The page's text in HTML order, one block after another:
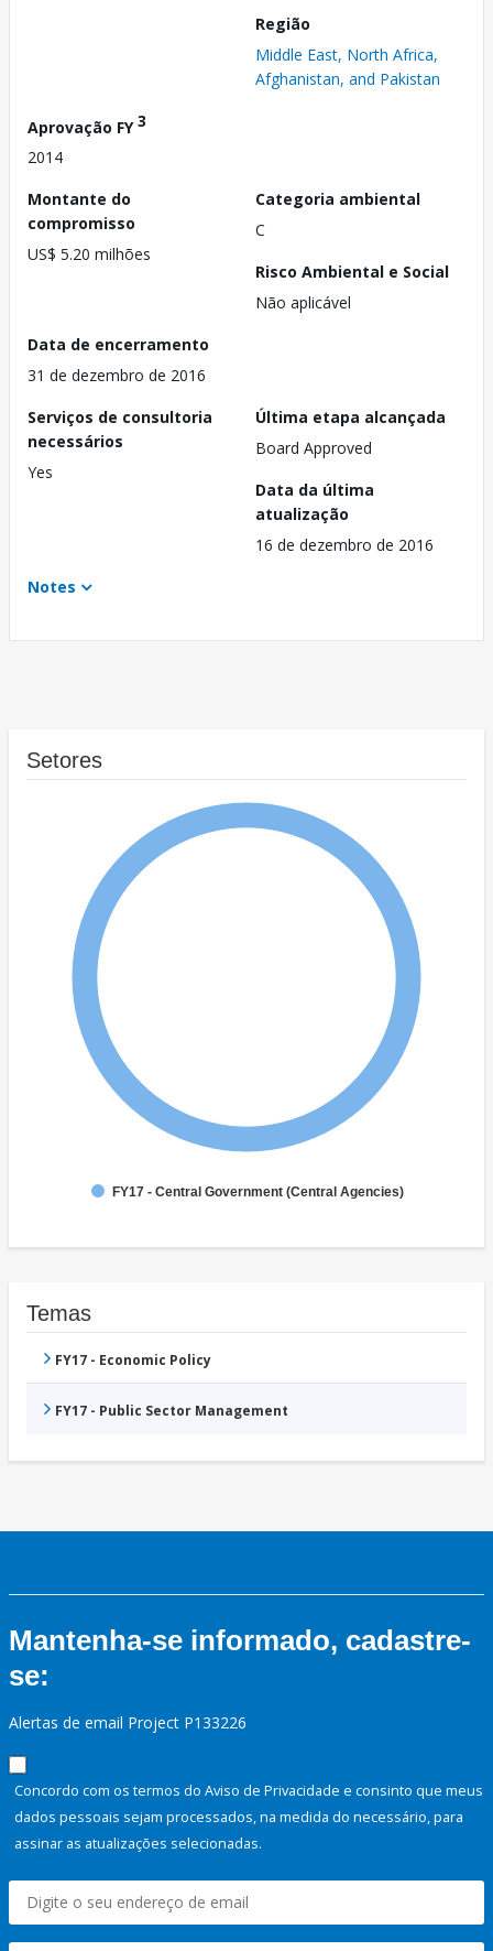
Região
Middle East, North Africa,
Afghanistan, and Pakistan
Aprovação FY3
2014
Montante do
compromisso
US$ 5.20 milhões
Categoria ambiental
C
Risco Ambiental e Social
Não aplicável
Data de encerramento
31 de dezembro de 2016
Serviços de consultoria
necessários
Yes
Última etapa alcançada
Board Approved
Data da última
atualização
16 de dezembro de 2016
Notes
Setores
FY17 - Central Government (Central Agencies)
Temas
FY17 - Economic Policy
FY17 - Public Sector Management
Mantenha-se informado, cadastre-
se:
Alertas de email Project P133226
Concordo com os termos do Aviso de Privacidade e consinto que meus
dados pessoais sejam processados, na medida do necessário, para
assinar as atualizações selecionadas.